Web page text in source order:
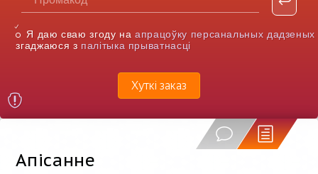
Я даю сваю згоду наапрацоўку персанальных дадзеных
згаджаюся з палітыка прыватнасці
Хуткі заказ
Апісанне